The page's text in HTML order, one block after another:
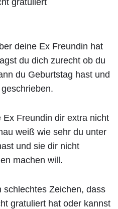
deine Ex Freundin hat
du dich zurecht ob du
du Geburtstag hast und
Freundin dir extra nicht
weiß wie sehr du unter
und sie dir nicht
machen will.
Zeichen, dass
gratuliert hat oder kannst